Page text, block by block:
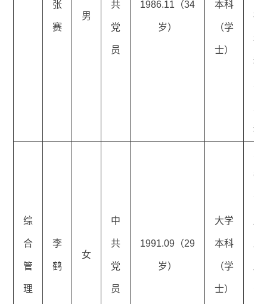
张
赛
男
共
党
员
1986.11（34
岁）
本科
（学
士）
社
稳
科
科
综
合
管
理
李
鹤
女
中
共
党
员
1991.09（29
岁）
大学
本科
（学
士）
委